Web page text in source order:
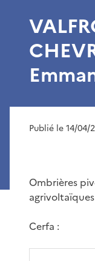
Publié le 14/04/
Ombrières
agrivoltaïques
Cerfa :